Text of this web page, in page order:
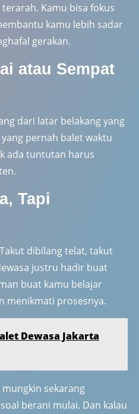
Kamu bisa fokus
kamu lebih sadar
gerakan.
atau Sempat
dari latar belakang yang
pernah balet waktu
ada tuntutan harus
Tapi
dibilang telat, takut
justru hadir buat
buat kamu belajar
menikmati prosesnya.
Dewasa Jakarta
sekarang
berani mulai. Dan kalau